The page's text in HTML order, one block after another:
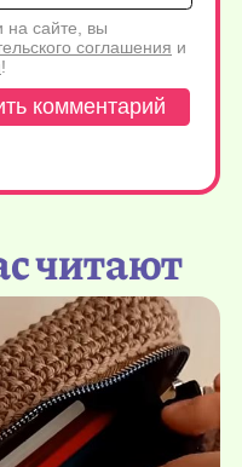
на сайте, вы
соглашения и
!
читают